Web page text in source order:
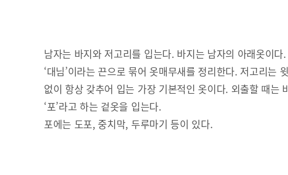
남자는 바지와 저고리를 입는다. 바지는 남자의 아래옷이다
‘대님’이라는 끈으로 묶어 옷매무새를 정리한다. 저고리는
없이 항상 갖추어 입는 가장 기본적인 옷이다. 외출할 때는
‘포’라고 하는 겉옷을 입는다.
포에는 도포, 중치막, 두루마기 등이 있다.